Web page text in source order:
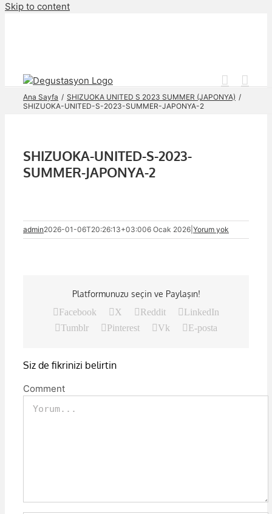
Skip to content
Ana Sayfa
SHIZUOKA UNITED S 2023 SUMMER (JAPONYA)
SHIZUOKA-UNITED-S-2023-SUMMER-JAPONYA-2
SHIZUOKA-UNITED-S-2023-
SUMMER-JAPONYA-2
admin2026-01-06T20:26:13+03:006 Ocak 2026 Yorum yok
Platformunuzu seçin ve Paylaşın!
Facebook
X Reddit
LinkedIn
Tumblr
Pinterest Vk E-posta
Siz de fikrinizi belirtin
Comment